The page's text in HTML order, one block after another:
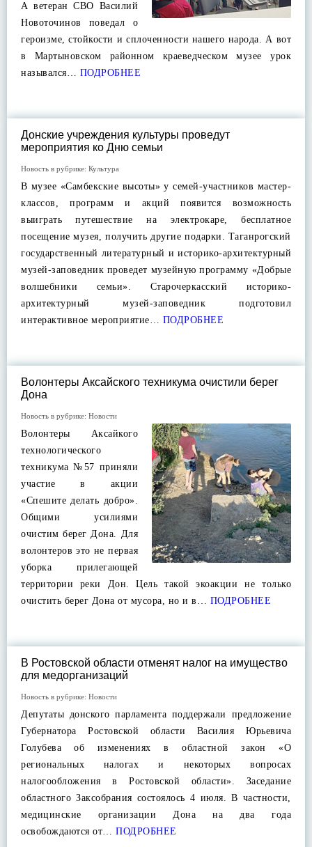
А ветеран СВО Василий
Новоточинов поведал о
героизме, стойкости и сплоченности нашего народа. А вот
в Мартыновском районном краеведческом музее урок
назывался… ПОДРОБНЕЕ
Донские учреждения культуры проведут
мероприятия ко Дню семьи
Новость в рубрике: Культура
В музее «Самбекские высоты» у семей-участников мастер-
классов, программ и акций появится возможность
выиграть путешествие на электрокаре, бесплатное
посещение музея, получить другие подарки. Таганрогский
государственный литературный и историко-архитектурный
музей-заповедник проведет музейную программу «Добрые
волшебники семьи». Старочеркасский историко-
архитектурный музей-заповедник подготовил
интерактивное мероприятие… ПОДРОБНЕЕ
Волонтеры Аксайского техникума очистили берег
Дона
Новость в рубрике: Новости
Волонтеры Аксайкого
технологического
техникума №57 приняли
участие в акции
«Спешите делать добро».
Общими усилиями
очистим берег Дона. Для
волонтеров это не первая
уборка прилегающей
территории реки Дон. Цель такой экоакции не только
очистить берег Дона от мусора, но и в… ПОДРОБНЕЕ
В Ростовской области отменят налог на имущество
для медорганизаций
Новость в рубрике: Новости
Депутаты донского парламента поддержали предложение
Губернатора Ростовской области Василия Юрьевича
Голубева об изменениях в областной закон «О
региональных налогах и некоторых вопросах
налогообложения в Ростовской области». Заседание
областного Заксобрания состоялось 4 июля. В частности,
медицинские организации Дона на два года
освобождаются от… ПОДРОБНЕЕ